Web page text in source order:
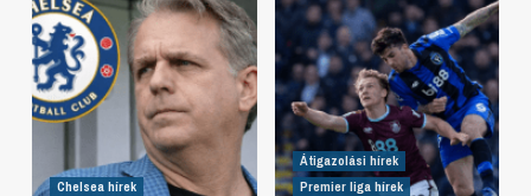
Chelsea hírek
Átigazolási hírek
Premier liga hírek